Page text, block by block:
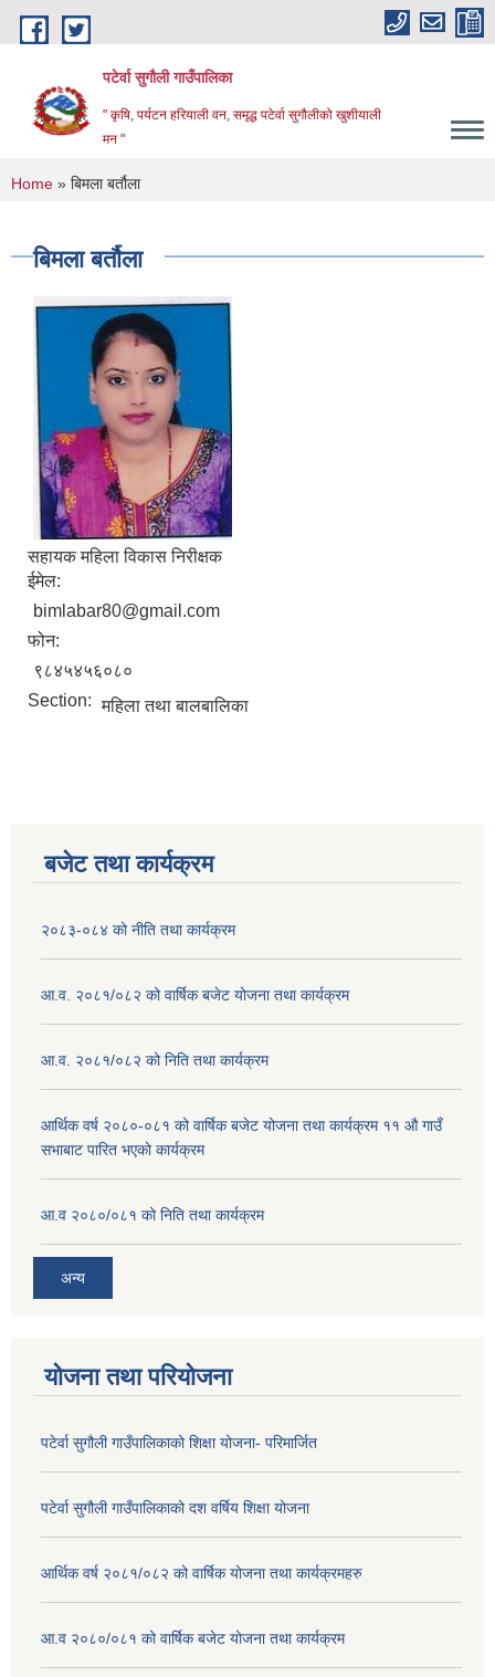
Skip to main content
पटेर्वा सुगौली गाउँपालिका
" कृषि, पर्यटन हरियाली वन, समृद्ध पटेर्वा सुगौलीको खुशीयाली
मन "
You are here
Home » बिमला बर्तौला
बिमला बर्तौला
सहायक महिला विकास निरीक्षक
ईमेल:
bimlabar80@gmail.com
फोन:
९८४५४५६०८०
Section: महिला तथा बालबालिका
बजेट तथा कार्यक्रम
२०८३-०८४ को नीति तथा कार्यक्रम
आ.व. २०८१/०८२ को वार्षिक बजेट योजना तथा कार्यक्रम
आ.व. २०८१/०८२ को निति तथा कार्यक्रम
आर्थिक वर्ष २०८०-०८१ को वार्षिक बजेट योजना तथा कार्यक्रम ११ औ गाउँ
सभाबाट पारित भएको कार्यक्रम
आ.व २०८०/०८१ को निति तथा कार्यक्रम
अन्य
योजना तथा परियोजना
पटेर्वा सुगौली गाउँपालिकाको शिक्षा योजना- परिमार्जित
पटेर्वा सुगौली गाउँपालिकाको दश वर्षिय शिक्षा योजना
आर्थिक वर्ष २०८१/०८२ को वार्षिक योजना तथा कार्यक्रमहरु
आ.व २०८०/०८१ को वार्षिक बजेट योजना तथा कार्यक्रम